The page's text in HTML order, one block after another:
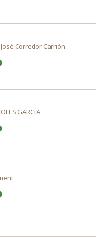
Corredor Carrión
GARCIA